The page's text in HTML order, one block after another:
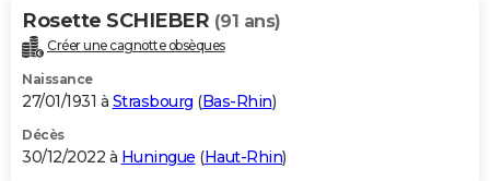
Rosette SCHIEBER (91 ans)
Créer une cagnotte obsèques
Naissance
27/01/1931 à Strasbourg (Bas-Rhin)
Décès
30/12/2022 à Huningue (Haut-Rhin)